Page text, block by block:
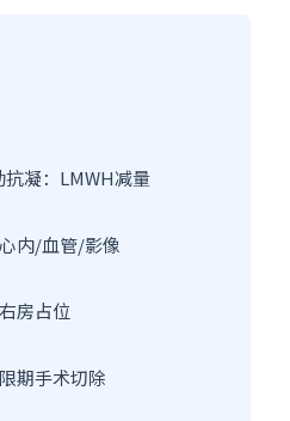
凝：LMWH减量
内/血管/影像
房占位
期手术切除